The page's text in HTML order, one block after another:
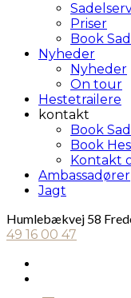
Priser
Book
Nyheder
Nyheder
On tour
Hestetrailere
kontakt
Book
Book
Kontakt
Ambassadører
Jagt
Humlebækvej 58
49 16 00 47